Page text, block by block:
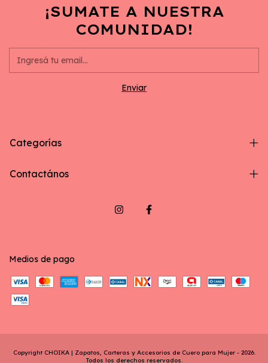
¡SUMATE A NUESTRA
COMUNIDAD!
Categorías
Contactános
Medios de pago
Copyright CHOIKA | Zapatos, Carteras y Accesorios de Cuero para Mujer - 2026.
Todos los derechos reservados.